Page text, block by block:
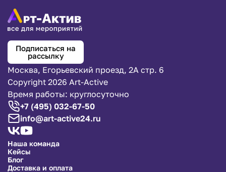
Подписаться на
рассылку
Москва, Егорьевский проезд, 2А стр. 6
Copyright 2026 Art-Active
Время работы: круглосуточно
+7 (495) 032-67-50
info@art-active24.ru
Наша команда
Кейсы
Блог
Доставка и оплата